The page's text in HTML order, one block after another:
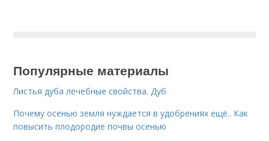
Популярные материалы
Листья дуба лечебные свойства. Дуб
Почему осенью земля нуждается в удобрениях ещё.. Как
повысить плодородие почвы осенью